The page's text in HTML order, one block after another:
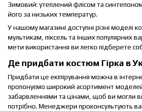
Зимовий: утеплений флісом та
його за низьких температур.
У нашому магазині доступні різні моделі
мультикам, піксель та інших популярних
мети використання ви легко підберете
Де придбати костюм Гірка в
Придбати це екіпірування можна в
пропонуємо широкий асортимент
забарвленнями та цінами, щоб ви могли
потрібно. Менеджери проконсультують вас